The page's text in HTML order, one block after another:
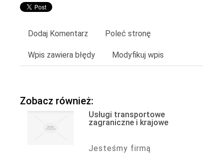
Dodaj Komentarz Poleć stronę
Wpis zawiera błędy Modyfikuj wpis
Zobacz również:
Usługi transportowe
zagraniczne i krajowe
Jesteśmy firmą